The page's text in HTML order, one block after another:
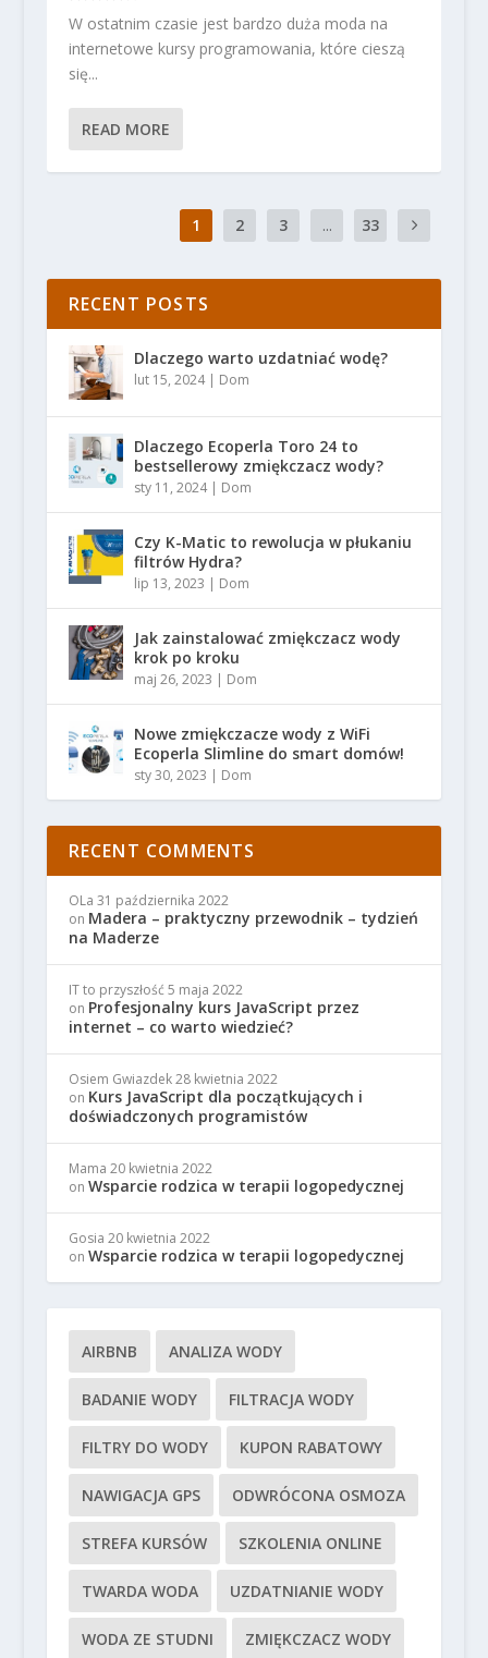
W ostatnim czasie jest bardzo duża moda na
internetowe kursy programowania, które cieszą
się...
READ MORE
1 2 3 ... 33
RECENT POSTS
Dlaczego warto uzdatniać wodę?
lut 15, 2024| Dom
Dlaczego Ecoperla Toro 24 to
bestsellerowy zmiękczacz wody?
sty 11, 2024| Dom
Czy K-Matic to rewolucja w płukaniu
filtrów Hydra?
lip 13, 2023 | Dom
Jak zainstalować zmiękczacz wody
krok po kroku
maj 26, 2023 | Dom
Nowe zmiękczacze wody z WiFi
Ecoperla Slimline do smart domów!
sty 30, 2023 | Dom
RECENT COMMENTS
OLa 31 października 2022
on Madera – praktyczny przewodnik – tydzień
na Maderze
IT to przyszłość 5 maja 2022
on Profesjonalny kurs JavaScript przez
internet – co warto wiedzieć?
Osiem Gwiazdek 28 kwietnia 2022
on Kurs JavaScript dla początkujących i
doświadczonych programistów
Mama 20 kwietnia 2022
on Wsparcie rodzica w terapii logopedycznej
Gosia 20 kwietnia 2022
on Wsparcie rodzica w terapii logopedycznej
AIRBNB ANALIZA WODY
BADANIE WODY FILTRACJA WODY
FILTRY DO WODY KUPON RABATOWY
NAWIGACJA GPS ODWRÓCONA OSMOZA
STREFA KURSÓW SZKOLENIA ONLINE
TWARDA WODA UZDATNIANIE WODY
WODA ZE STUDNI ZMIĘKCZACZ WODY